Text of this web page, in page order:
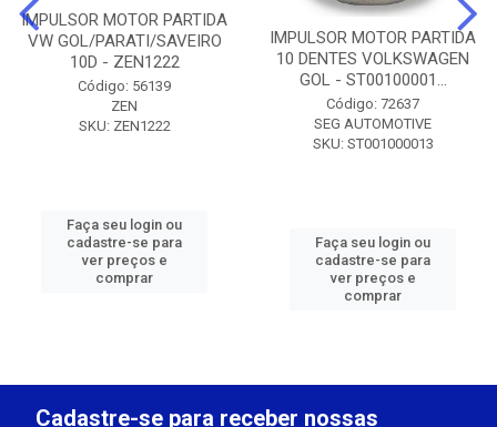
IMPULSOR MOTOR PARTIDA
VW GOL/PARATI/SAVEIRO
10D - ZEN1222
Código: 56139
ZEN
SKU: ZEN1222
Faça seu login ou
cadastre-se para
ver preços e
comprar
IMPULSOR MOTOR PARTIDA
10 DENTES VOLKSWAGEN
GOL - ST00100001...
Código: 72637
SEG AUTOMOTIVE
SKU: ST001000013
Faça seu login ou
cadastre-se para
ver preços e
comprar
Cadastre-se para receber nossas